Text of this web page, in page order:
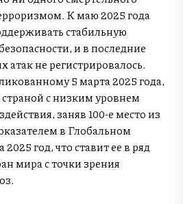
К маю 2025 года
стабильную
и в последние
атак не регистрировалось.
5 марта 2025 года,
с низким уровнем
заняв 100-е место из
в Глобальном
год, что ставит ее в ряд
мира с точки зрения